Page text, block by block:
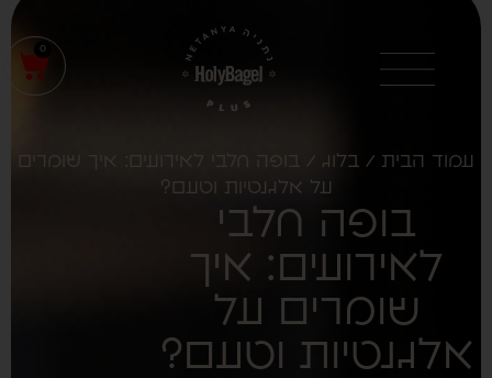
0
עמוד הבית/ בלוג/ בופה חלבי לאירועים: איך שומרים
על אלגנטיות וטעם?
בופה חלבי
לאירועים: איך
שומרים על
אלגנטיות וטעם?